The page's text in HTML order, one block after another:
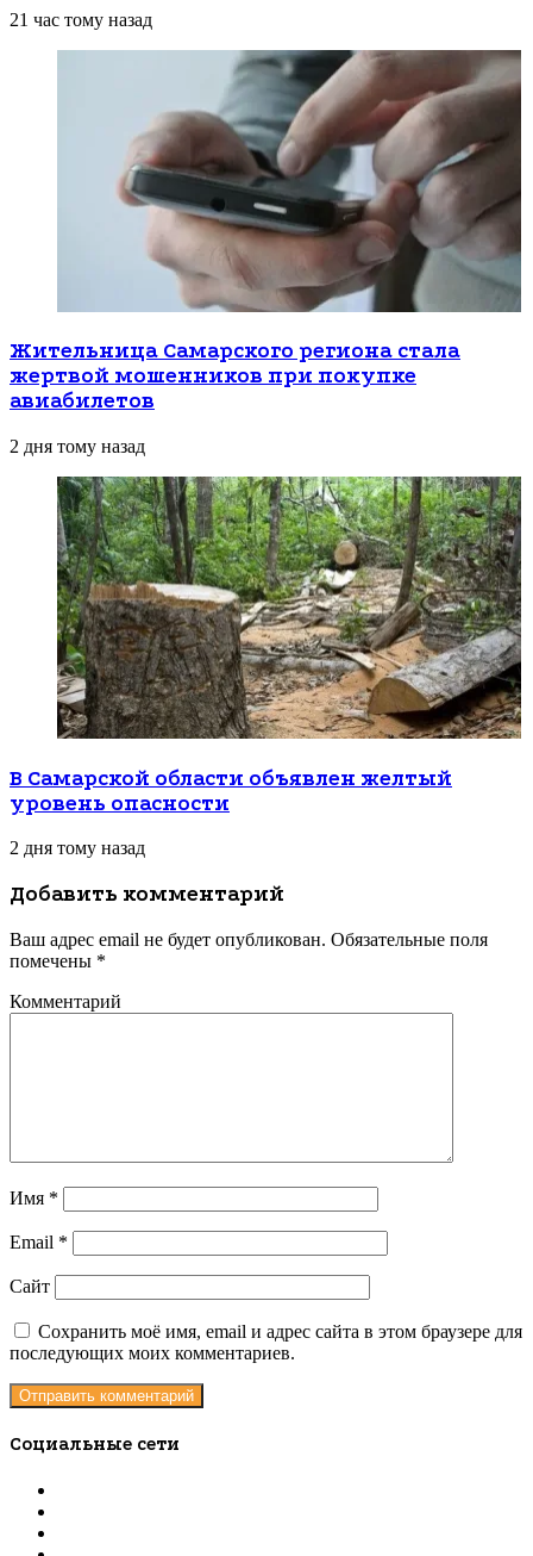
21 час тому назад
Жительница Самарского региона стала
жертвой мошенников при покупке
авиабилетов
2 дня тому назад
В Самарской области объявлен желтый
уровень опасности
2 дня тому назад
Добавить комментарий
Ваш адрес email не будет опубликован. Обязательные поля
помечены *
Комментарий
Имя *
Email *
Сайт
Сохранить моё имя, email и адрес сайта в этом браузере для
последующих моих комментариев.
Социальные сети